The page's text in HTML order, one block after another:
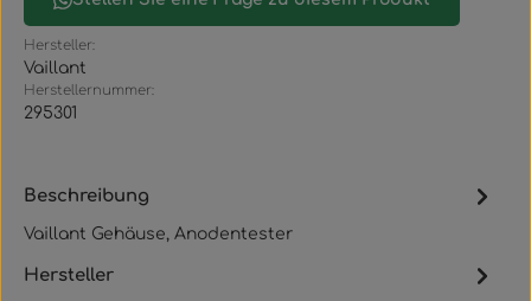
Hersteller:
Vaillant
Herstellernummer:
295301
Beschreibung
Vaillant Gehäuse, Anodentester
Hersteller